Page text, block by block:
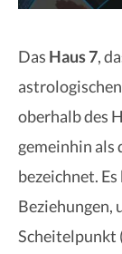
Das Haus 7,
oberhalb des
gemeinhin als
bezeichnet.
Beziehungen,
Scheitelpunkt